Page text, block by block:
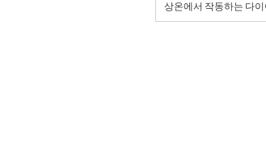
상온에서 작동하는 다